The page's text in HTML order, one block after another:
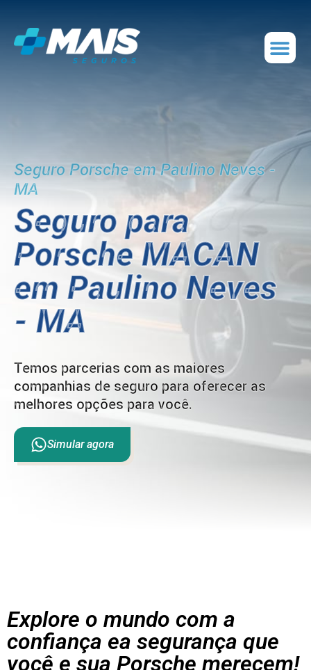
Seguro Porsche em Paulino Neves -
MA
Seguro para
Porsche MACAN
em Paulino Neves
- MA
Temos parcerias com as maiores
companhias de seguro para oferecer as
melhores opções para você.
Simular agora
Explore o mundo com a
confiança ea segurança que
você e sua Porsche merecem!